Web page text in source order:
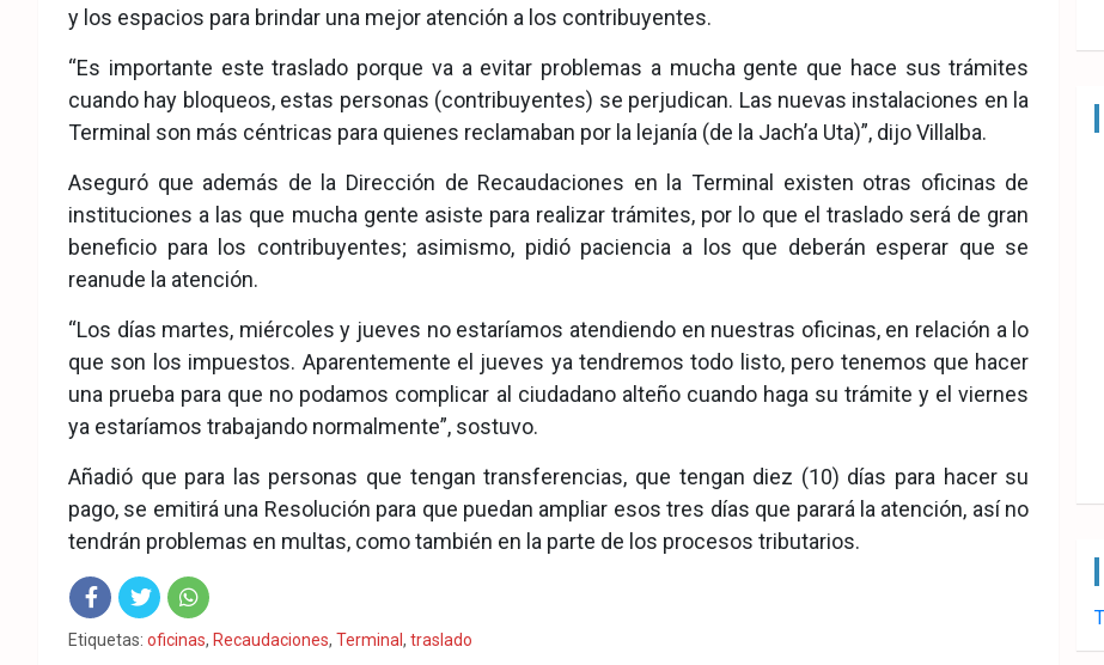
y los espacios para brindar una mejor atención a los contribuyentes.
“Es importante este traslado porque va a evitar problemas a mucha gente que hace sus trámites
cuando hay bloqueos, estas personas (contribuyentes) se perjudican. Las nuevas instalaciones en la
Terminal son más céntricas para quienes reclamaban por la lejanía (de la Jach’a Uta)”, dijo Villalba.
Aseguró que además de la Dirección de Recaudaciones en la Terminal existen otras oficinas de
instituciones a las que mucha gente asiste para realizar trámites, por lo que el traslado será de gran
beneficio para los contribuyentes; asimismo, pidió paciencia a los que deberán esperar que se
reanude la atención.
“Los días martes, miércoles y jueves no estaríamos atendiendo en nuestras oficinas, en relación a lo
que son los impuestos. Aparentemente el jueves ya tendremos todo listo, pero tenemos que hacer
una prueba para que no podamos complicar al ciudadano alteño cuando haga su trámite y el viernes
ya estaríamos trabajando normalmente”, sostuvo.
Añadió que para las personas que tengan transferencias, que tengan diez (10) días para hacer su
pago, se emitirá una Resolución para que puedan ampliar esos tres días que parará la atención, así no
tendrán problemas en multas, como también en la parte de los procesos tributarios.
Fac Twit Wha
Etiquetas: oficinas, Recaudaciones, Terminal , traslado